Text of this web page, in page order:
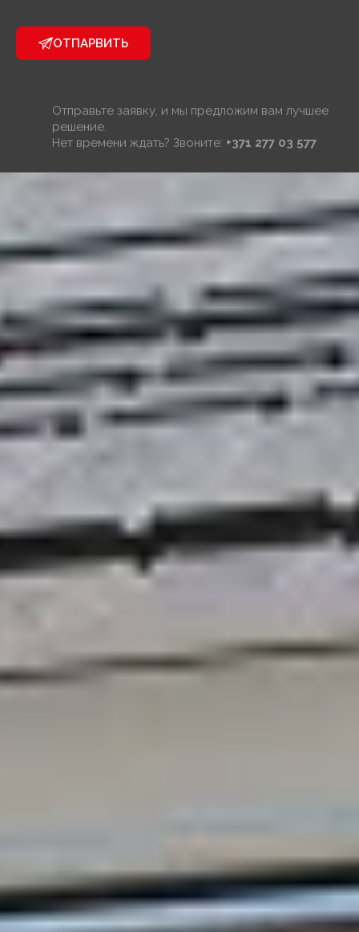
ОТПАРВИТЬ
Отправьте заявку, и мы предложим вам лучшее
решение.
Нет времени ждать? Звоните: +371 277 03 577